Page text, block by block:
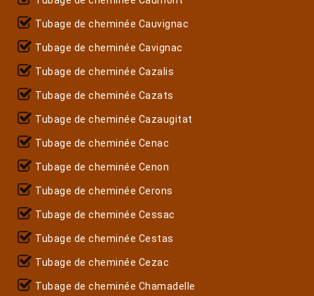
Tubage de cheminée Cauvignac
Tubage de cheminée Cavignac
Tubage de cheminée Cazalis
Tubage de cheminée Cazats
Tubage de cheminée Cazaugitat
Tubage de cheminée Cenac
Tubage de cheminée Cenon
Tubage de cheminée Cerons
Tubage de cheminée Cessac
Tubage de cheminée Cestas
Tubage de cheminée Cezac
Tubage de cheminée Chamadelle